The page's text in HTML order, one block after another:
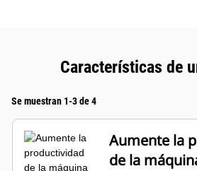
Características de
Se muestran 1-3 de 4
Aumente la
de la